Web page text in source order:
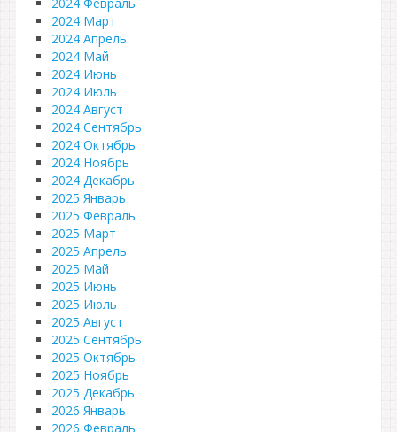
2024 Март
2024 Апрель
2024 Май
2024 Июнь
2024 Июль
2024 Август
2024 Сентябрь
2024 Октябрь
2024 Ноябрь
2024 Декабрь
2025 Январь
2025 Февраль
2025 Март
2025 Апрель
2025 Май
2025 Июнь
2025 Июль
2025 Август
2025 Сентябрь
2025 Октябрь
2025 Ноябрь
2025 Декабрь
2026 Январь
2026 Февраль